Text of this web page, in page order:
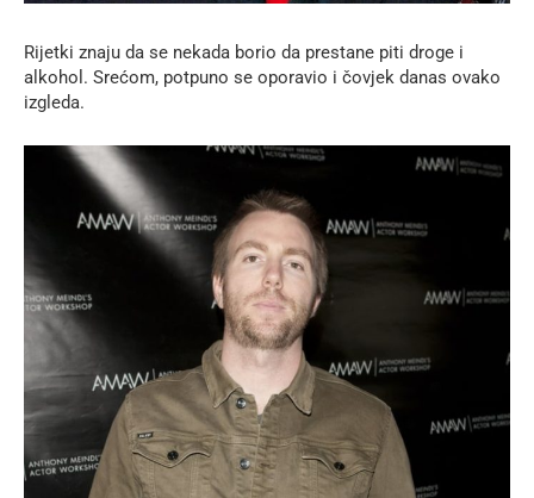
Rijetki znaju da se nekada borio da prestane piti droge i
alkohol. Srećom, potpuno se oporavio i čovjek danas ovako
izgleda.